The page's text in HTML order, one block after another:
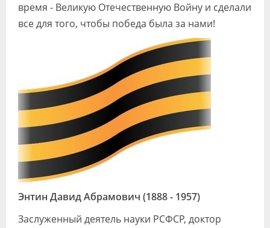
Форум
Блоги
Лаборатории
время - Великую Отечественную Войну и сделали
все для того, чтобы победа была за нами!
Энтин Давид Абрамович (1888 - 1957)
Заслуженный деятель науки РСФСР, доктор